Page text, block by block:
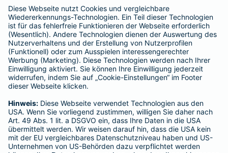
Anbieter und uns abgerechnet.
Für mehr Infos zu den Anbietern klicken Sie auf die Logos.